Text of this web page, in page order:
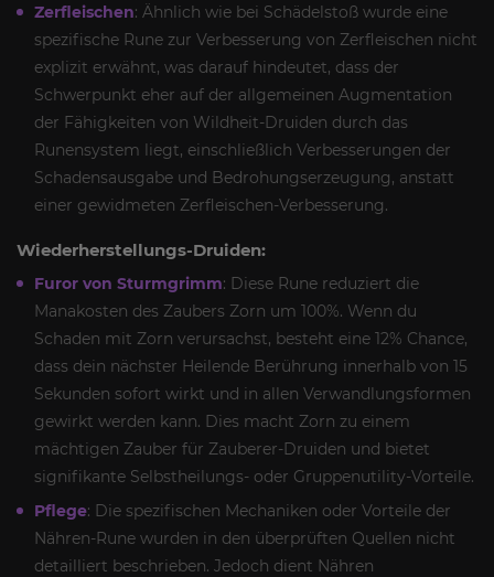
Zerfleischen: Ähnlich wie bei Schädelstoß wurde eine
spezifische Rune zur Verbesserung von Zerfleischen nicht
explizit erwähnt, was darauf hindeutet, dass der
Schwerpunkt eher auf der allgemeinen Augmentation
der Fähigkeiten von Wildheit-Druiden durch das
Runensystem liegt, einschließlich Verbesserungen der
Schadensausgabe und Bedrohungserzeugung, anstatt
einer gewidmeten Zerfleischen-Verbesserung.
Wiederherstellungs-Druiden:
Furor von Sturmgrimm: Diese Rune reduziert die
Manakosten des Zaubers Zorn um 100%. Wenn du
Schaden mit Zorn verursachst, besteht eine 12% Chance,
dass dein nächster Heilende Berührung innerhalb von 15
Sekunden sofort wirkt und in allen Verwandlungsformen
gewirkt werden kann. Dies macht Zorn zu einem
mächtigen Zauber für Zauberer-Druiden und bietet
signifikante Selbstheilungs- oder Gruppenutility-Vorteile.
Pflege: Die spezifischen Mechaniken oder Vorteile der
Nähren-Rune wurden in den überprüften Quellen nicht
detailliert beschrieben. Jedoch dient Nähren